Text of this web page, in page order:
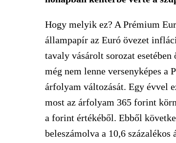
Hogy melyik ez? A Prémium
állampapír az Euró övezet
tavaly vásárolt sorozat esetében
még nem lenne versenyképes
árfolyam változását. Egy évvel
most az árfolyam 365 forint
a forint értékéből. Ebből
beleszámolva a 10,6 százalékos